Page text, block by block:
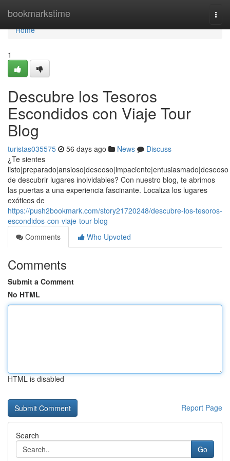
bookmarkstime
Home
Home
1
Descubre los Tesoros
Escondidos con Viaje Tour
Blog
turistas035575 56 days ago News
Discuss
¿Te sientes
listo|preparado|ansioso|deseoso|impaciente|entusiasmado|deseoso
de descubrir lugares inolvidables? Con nuestro blog, te abrimos
las puertas a una experiencia fascinante. Localiza los lugares
exóticos de
https://push2bookmark.com/story21720248/descubre-los-tesoros-
escondidos-con-viaje-tour-blog
Comments
Who Upvoted
Comments
Submit a Comment
No HTML
HTML is disabled
Report Page
Search
Go